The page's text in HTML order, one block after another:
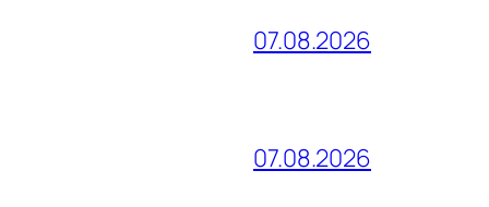
07.08.2026
07.08.2026